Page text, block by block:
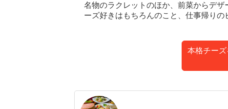
名物のラクレットのほか、前菜からデ
ーズ好きはもちろんのこと、仕事帰りの
本格チー